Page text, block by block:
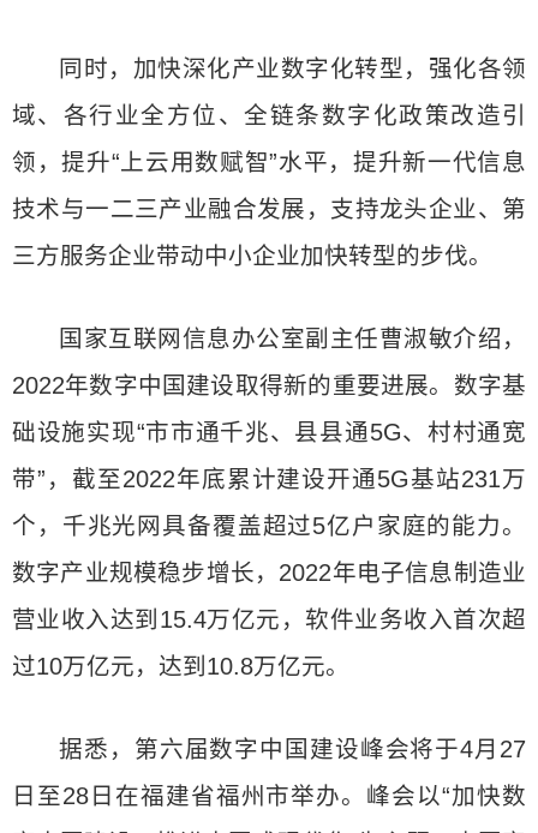
同时，加快深化产业数字化转型，强化各领
域、各行业全方位、全链条数字化政策改造引
领，提升“上云用数赋智”水平，提升新一代信息
技术与一二三产业融合发展，支持龙头企业、第
三方服务企业带动中小企业加快转型的步伐。
国家互联网信息办公室副主任曹淑敏介绍，
2022年数字中国建设取得新的重要进展。数字基
础设施实现“市市通千兆、县县通5G、村村通宽
带”，截至2022年底累计建设开通5G基站231万
个，千兆光网具备覆盖超过5亿户家庭的能力。
数字产业规模稳步增长，2022年电子信息制造业
营业收入达到15.4万亿元，软件业务收入首次超
过10万亿元，达到10.8万亿元。
据悉，第六届数字中国建设峰会将于4月27
日至28日在福建省福州市举办。峰会以“加快数